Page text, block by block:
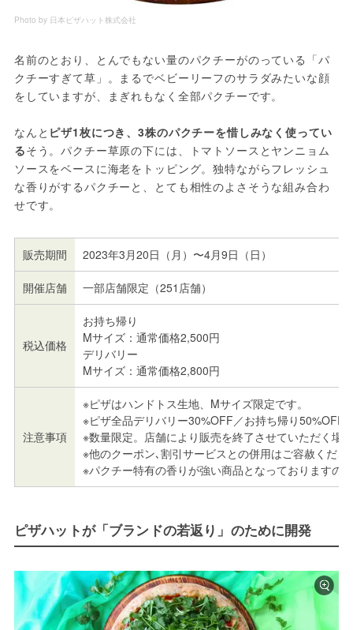
Photo by 日本ピザハット株式会社
名前のとおり、とんでもない量のパクチーがのっている「パ
クチーすぎて草」。まるでベビーリーフのサラダみたいな顔
をしていますが、まぎれもなく全部パクチーです。
なんと ピザ1枚につき、3株のパクチーを惜しみなく使ってい
るそう。パクチー草原の下には、トマトソースとヤンニョム
ソースをベースに海老をトッピング。独特ながらフレッシュ
な香りがするパクチーと、とても相性のよさそうな組み合わ
せです。
販売期間 2023年3月20日（月）〜4月9日（日）
開催店舗 一部店舗限定（251店舗）
税込価格
お持ち帰り
Mサイズ：通常価格2,500円
デリバリー
Mサイズ：通常価格2,800円
注意事項
※ピザはハンドトス生地、Mサイズ限定です。
※ピザ全品デリバリー30%OFF／お持ち帰り50%OFF
※数量限定。店舗により販売を終了させていただく場
※他のクーポン､割引サービスとの併用はご容赦くださ
※パクチー特有の香りが強い商品となっておりますの
ピザハットが「ブランドの若返り」のために開発